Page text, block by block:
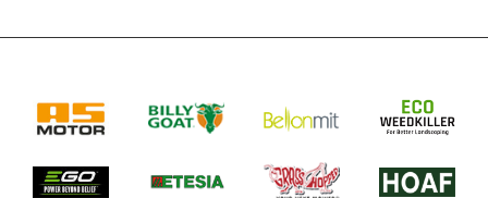
Jännite 24V (Ego Power+ litium akut)
Akun kapasiteetti